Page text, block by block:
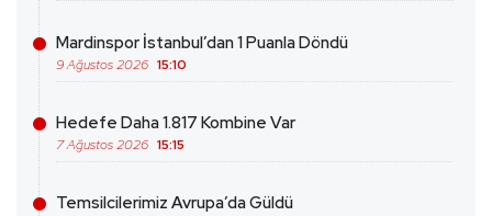
Mardinspor İstanbul’dan 1 Puanla Döndü
9 Ağustos 2026 15:10
Hedefe Daha 1.817 Kombine Var
7 Ağustos 2026 15:15
Temsilcilerimiz Avrupa’da Güldü